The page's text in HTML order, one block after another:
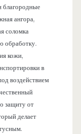
благородные
ангора,
соломка
обработку.
кожи,
в
воздействием
защиту от
делает